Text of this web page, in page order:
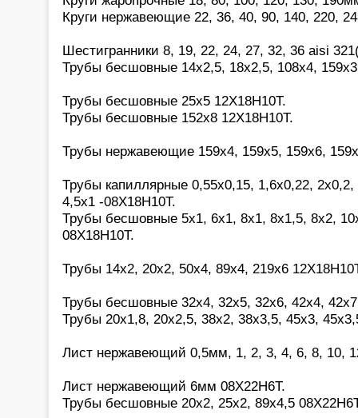
Круги нержавеющие 22, 36, 40, 90, 140, 220,
Шестигранники 8, 19, 22, 24, 27, 32, 36 aisi
Трубы бесшовные 14х2,5, 18х2,5, 108х4,
Трубы бесшовные 25х5 12Х18Н10Т.
Трубы бесшовные 152х8 12Х18Н10Т.
Трубы нержавеющие 159х4, 159х5, 159х6,
Трубы капиллярные 0,55х0,15, 1,6х0,22,
4,5х1 -08Х18Н10Т.
Трубы бесшовные 5х1, 6х1, 8х1, 8х1,5, 8х2,
08Х18Н10Т.
Трубы 14х2, 20х2, 50х4, 89х4, 219х6
Трубы бесшовные 32х4, 32х5, 32х6, 42х4,
Трубы 20х1,8, 20х2,5, 38х2, 38х3,5, 45х3,
Лист нержавеющий 0,5мм, 1, 2, 3, 4, 6, 8, 10,
Лист нержавеющий 6мм 08Х22Н6Т.
Трубы бесшовные 20х2, 25х2, 89х4,5